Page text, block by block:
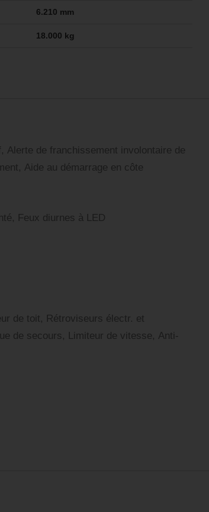
6.210 mm
18.000 kg
Alerte de franchissement involontaire de
Aide au démarrage en côte
Feux diurnes à LED
de toit, Rétroviseurs électr. et
de secours, Limiteur de vitesse, Anti-